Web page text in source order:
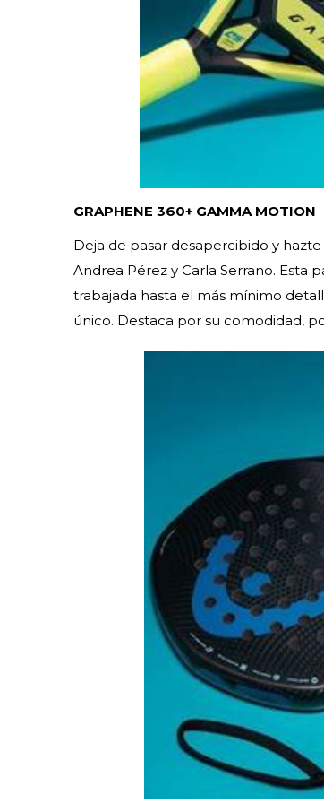
GRAPHENE 360+ GAMMA MOTION
Deja de pasar desapercibido y
Andrea Pérez y Carla Serrano. Esta
trabajada hasta el más mínimo
único. Destaca por su comodidad,